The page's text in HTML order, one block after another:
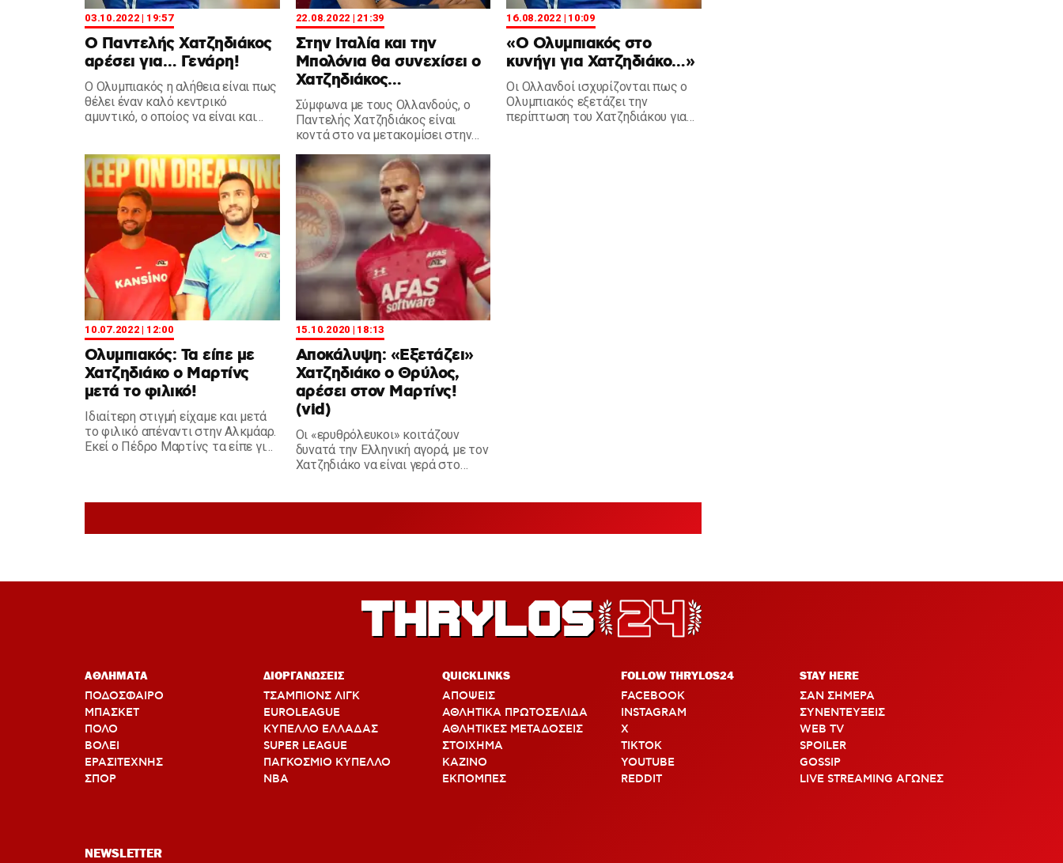
03.10.2022 | 19:57
Ο Παντελής Χατζηδιάκος
αρέσει για… Γενάρη!
Ο Ολυμπιακός η αλήθεια είναι πως
θέλει έναν καλό κεντρικό
αμυντικό, ο οποίος να είναι και
εξιτάρει ιδιαίτερα...
22.08.2022 | 21:39
Στην Ιταλία και την
Μπολόνια θα συνεχίσει ο
Χατζηδιάκος…
Σύμφωνα με τους Ολλανδούς, ο
Παντελής Χατζηδιάκος είναι
κοντά στο να μετακομίσει στην
16.08.2022 | 10:09
«Ο Ολυμπιακός στο
κυνήγι για Χατζηδιάκο…»
Οι Ολλανδοί ισχυρίζονται πως ο
Ολυμπιακός εξετάζει την
περίπτωση του Χατζηδιάκου για
10.07.2022 | 12:00
Ολυμπιακός: Τα είπε με
Χατζηδιάκο ο Μαρτίνς
μετά το φιλικό!
Ιδιαίτερη στιγμή είχαμε και μετά
το φιλικό απέναντι στην Αλκμάαρ.
Εκεί ο Πέδρο Μαρτίνς τα είπε για
15.10.2020 | 18:13
Αποκάλυψη: «Εξετάζει»
Χατζηδιάκο ο Θρύλος,
αρέσει στον Μαρτίνς!
(vid)
Οι «ερυθρόλευκοι» κοιτάζουν
δυνατά την Ελληνική αγορά, με τον
Χατζηδιάκο να είναι γερά στο
ΑΘΛΗΜΑΤΑ
ΠΟΔΟΣΦΑΙΡΟ
ΜΠΑΣΚΕΤ
ΠΟΛΟ
ΒΟΛΕΙ
ΕΡΑΣΙΤΕΧΝΗΣ
ΣΠΟΡ
ΔΙΟΡΓΑΝΩΣΕΙΣ
ΤΣΑΜΠΙΟΝΣ ΛΙΓΚ
EUROLEAGUE
ΚΥΠΕΛΛΟ ΕΛΛΑΔΑΣ
SUPER LEAGUE
ΠΑΓΚΟΣΜΙΟ ΚΥΠΕΛΛΟ
ΝΒΑ
QUICKLINKS
ΑΠΟΨΕΙΣ
ΑΘΛΗΤΙΚΑ ΠΡΩΤΟΣΕΛΙΔΑ
ΑΘΛΗΤΙΚΕΣ ΜΕΤΑΔΟΣΕΙΣ
ΣΤΟΙΧΗΜΑ
ΚΑΖΙΝΟ
ΕΚΠΟΜΠΕΣ
FOLLOW THRYLOS24
FACEBOOK
INSTAGRAM
X
TIKTOK
YOUTUBE
REDDIT
STAY HERE
ΣΑΝ ΣΗΜΕΡΑ
ΣΥΝΕΝΤΕΥΞΕΙΣ
WEB TV
SPOILER
GOSSIP
LIVE STREAMING ΑΓΩΝΕΣ
NEWSLETTER